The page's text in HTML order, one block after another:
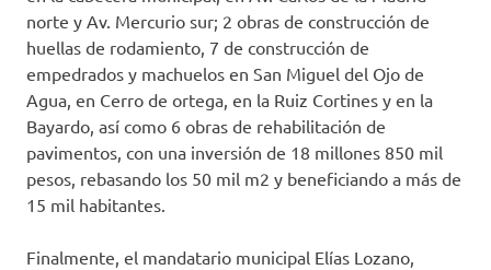
norte y Av. Mercurio sur; 2 obras de construcción de
huellas de rodamiento, 7 de construcción de
empedrados y machuelos en San Miguel del Ojo de
Agua, en Cerro de ortega, en la Ruiz Cortines y en la
Bayardo, así como 6 obras de rehabilitación de
pavimentos, con una inversión de 18 millones 850 mil
pesos, rebasando los 50 mil m2 y beneficiando a más de
15 mil habitantes.
Finalmente, el mandatario municipal Elías Lozano,